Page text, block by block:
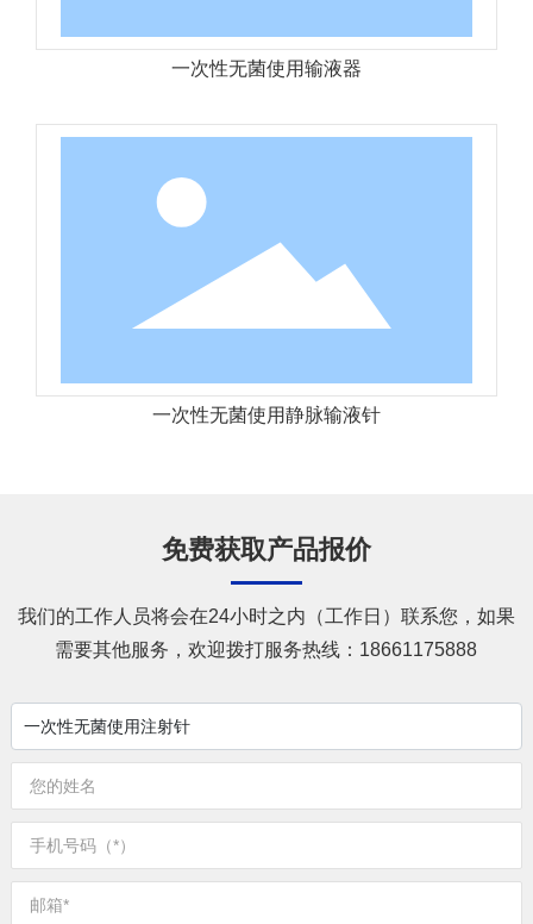
一次性无菌使用输液器
一次性无菌使用静脉输液针
免费获取产品报价
我们的工作人员将会在24小时之内（工作日）联系您，如果
需要其他服务，欢迎拨打服务热线： 18661175888
一次性无菌使用注射针